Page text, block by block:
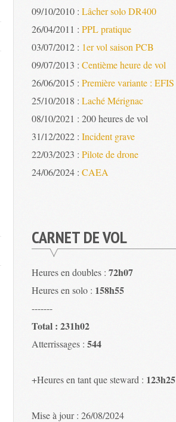
09/10/2010 :Lâcher solo DR400
26/04/2011 :PPL pratique
03/07/2012 : 1er vol saison PCB
09/07/2013 :Centième heure de vol
26/06/2015 :Première variante : EFIS
25/10/2018 :Laché Mérignac
08/10/2021 : 200 heures de vol
31/12/2022 :Incident grave
22/03/2023 :Pilote de drone
24/06/2024 :CAEA
CARNET DE VOL
Heures en doubles :72h07
Heures en solo : 158h55
-------
Total : 231h02
Atterrissages :544
+Heures en tant que steward : 123h25
Mise à jour : 26/08/2024